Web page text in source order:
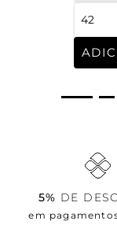
42
5% DE
em